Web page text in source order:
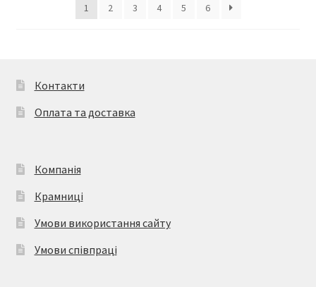
1 2 3 4 5 6
Контакти
Оплата та доставка
Компанія
Крамниці
Умови використання сайту
Умови співпраці